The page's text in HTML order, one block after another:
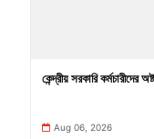
কেন্দ্রীয় সরকারি কর্মচারীদের
Aug 06, 2026